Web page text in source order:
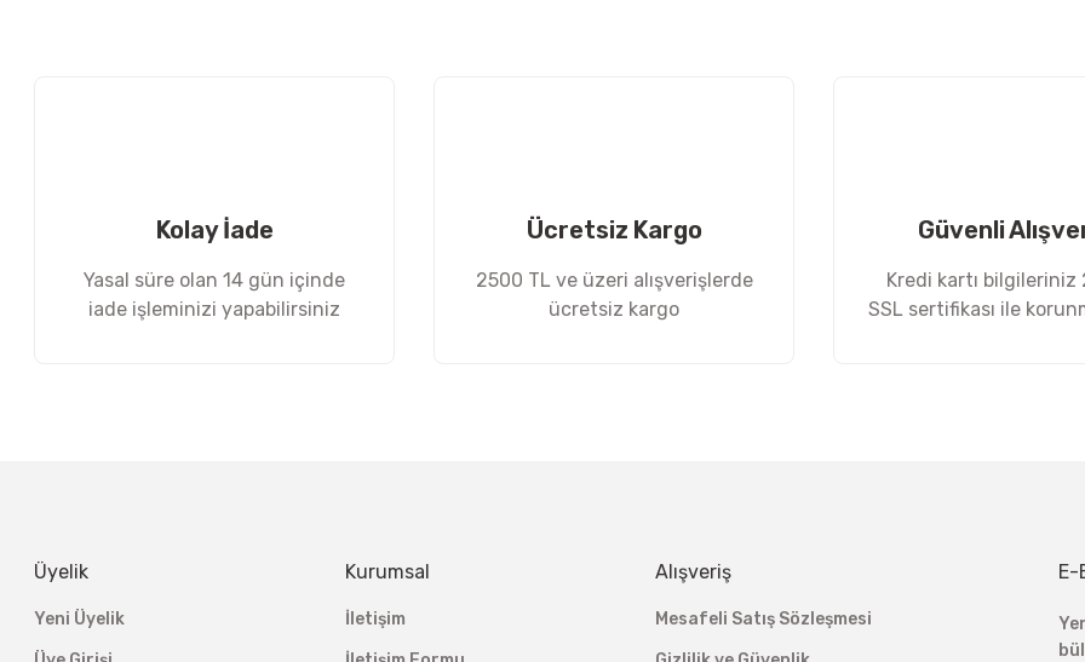
Kolay İade
Yasal süre olan 14 gün içinde
iade işleminizi yapabilirsiniz
Ücretsiz Kargo
2500 TL ve üzeri alışverişlerde
ücretsiz kargo
Güvenli
Kredi kartı bilgileriniz
SSL sertifikası ile
Üyelik
Yeni Üyelik
Kurumsal
İletişim
Alışveriş
Mesafeli Satış Sözleşmesi
E-